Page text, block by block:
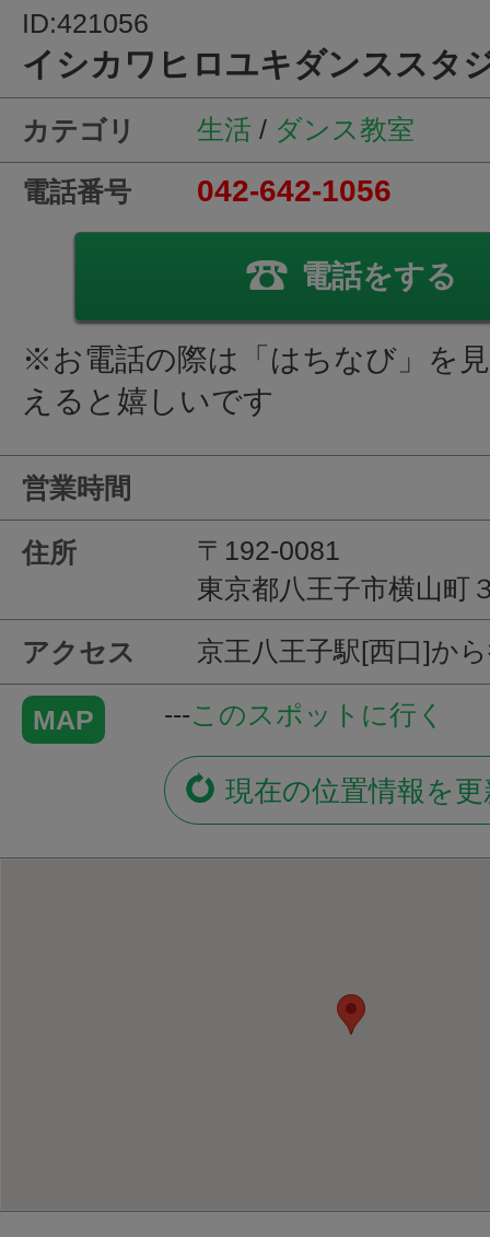
ID:421056
イシカワヒロユキダンススタ
カテゴリ 生活 / ダンス教室
電話番号 042-642-1056
電話をする
※お電話の際は「はちなび」を
えると嬉しいです
営業時間
住所
〒192-0081
東京都八王子市横山町
アクセス 京王八王子駅[西口]か
MAP ---このスポットに行く
現在の位置情報を